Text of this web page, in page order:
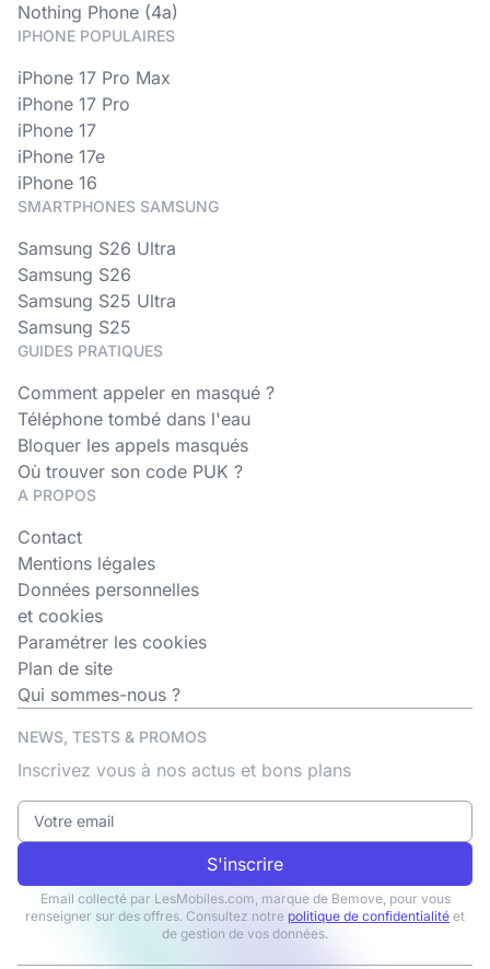
Nothing Phone (4a)
IPHONE POPULAIRES
iPhone 17 Pro Max
iPhone 17 Pro
iPhone 17
iPhone 17e
iPhone 16
SMARTPHONES SAMSUNG
Samsung S26 Ultra
Samsung S26
Samsung S25 Ultra
Samsung S25
GUIDES PRATIQUES
Comment appeler en masqué ?
Téléphone tombé dans l'eau
Bloquer les appels masqués
Où trouver son code PUK ?
A PROPOS
Contact
Mentions légales
Données personnelles
et cookies
Paramétrer les cookies
Plan de site
Qui sommes-nous ?
NEWS, TESTS & PROMOS
Inscrivez vous à nos actus et bons plans
S'inscrire
Email collecté par LesMobiles.com, marque de Bemove, pour vous
renseigner sur des offres. Consultez notre politique de confidentialité et
de gestion de vos données.